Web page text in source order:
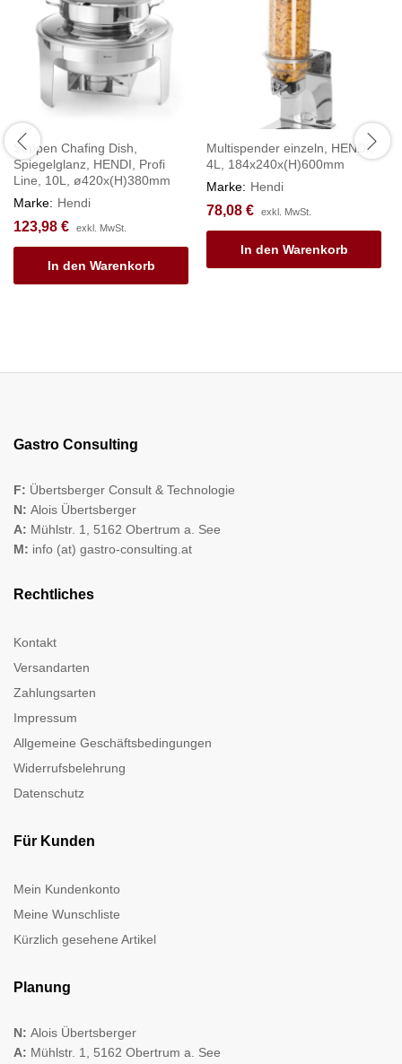
Suppen Chafing Dish,
Spiegelglanz, HENDI, Profi
Line, 10L, ø420x(H)380mm
Marke: Hendi
123,98 € exkl. MwSt.
In den Warenkorb
Multispender einzeln, HENDI,
4L, 184x240x(H)600mm
Marke: Hendi
78,08 € exkl. MwSt.
In den Warenkorb
Gastro Consulting
F: Übertsberger Consult & Technologie
N: Alois Übertsberger
A: Mühlstr. 1, 5162 Obertrum a. See
M: info (at) gastro-consulting.at
Rechtliches
Kontakt
Versandarten
Zahlungsarten
Impressum
Allgemeine Geschäftsbedingungen
Widerrufsbelehrung
Datenschutz
Für Kunden
Mein Kundenkonto
Meine Wunschliste
Kürzlich gesehene Artikel
Planung
N: Alois Übertsberger
A: Mühlstr. 1, 5162 Obertrum a. See